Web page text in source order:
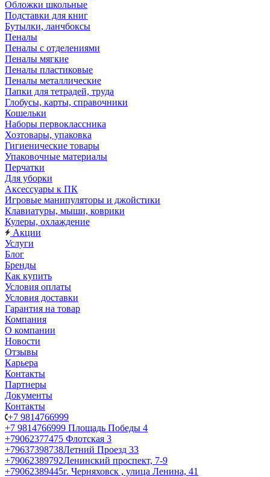
Обложки школьные
Подставки для книг
Бутылки, ланчбоксы
Пеналы
Пеналы с отделениями
Пеналы мягкие
Пеналы пластиковые
Пеналы металлические
Папки для тетрадей, труда
Глобусы, карты, справочники
Кошельки
Наборы первоклассника
Хозтовары, упаковка
Гигиенические товары
Упаковочные материалы
Перчатки
Для уборки
Аксессуары к ПК
Игровые манипуляторы и джойстики
Клавиатуры, мыши, коврики
Кулеры, охлаждение
Акции
Услуги
Блог
Бренды
Как купить
Условия оплаты
Условия доставки
Гарантия на товар
Компания
О компании
Новости
Отзывы
Карьера
Контакты
Партнеры
Документы
Контакты
+7 9814766999
+7 9814766999 Площадь Победы 4
+79062377475 Флотская 3
+79637398738Летний Проезд 33
+79062389792Ленинский проспект, 7-9
+79062389445г. Черняховск , улица Ленина, 41